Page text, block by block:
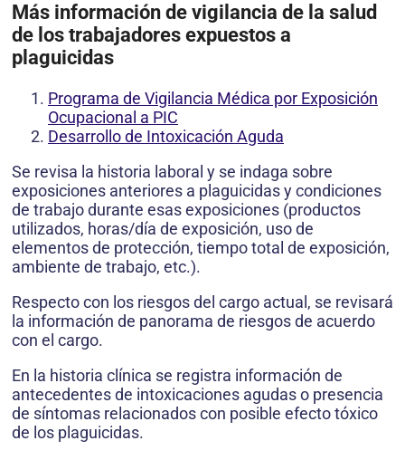
Más información de vigilancia de la salud
de los trabajadores expuestos a
plaguicidas
Programa de Vigilancia Médica por Exposición
Ocupacional a PIC
Desarrollo de Intoxicación Aguda
Se revisa la historia laboral y se indaga sobre
exposiciones anteriores a plaguicidas y condiciones
de trabajo durante esas exposiciones (productos
utilizados, horas/día de exposición, uso de
elementos de protección, tiempo total de exposición,
ambiente de trabajo, etc.).
Respecto con los riesgos del cargo actual, se revisará
la información de panorama de riesgos de acuerdo
con el cargo.
En la historia clínica se registra información de
antecedentes de intoxicaciones agudas o presencia
de síntomas relacionados con posible efecto tóxico
de los plaguicidas.